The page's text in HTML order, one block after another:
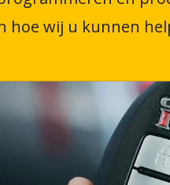
hoe wij u kunnen